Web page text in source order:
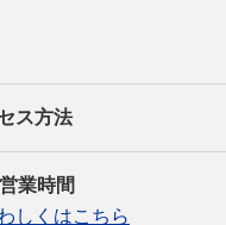
ス方法
業時間
しくはこちら